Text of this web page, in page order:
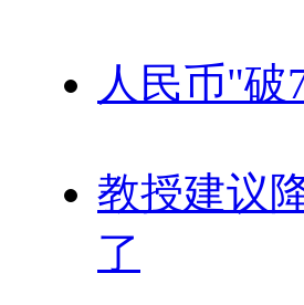
人民币"破
教授建议
了